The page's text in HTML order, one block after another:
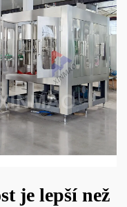
je lepší než